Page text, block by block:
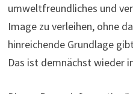
umweltfreundliches und
Image zu verleihen, ohne
hinreichende Grundlage
Das ist demnächst wieder